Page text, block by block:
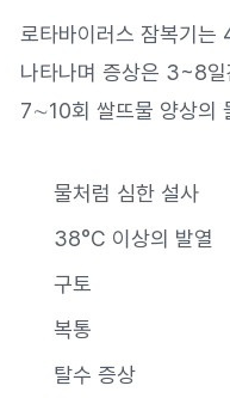
로타바이러스 잠복기는
나타나며 증상은 3~8
7∼10회 쌀뜨물 양상의
물처럼 심한 설사
38°C 이상의 발열
구토
복통
탈수 증상